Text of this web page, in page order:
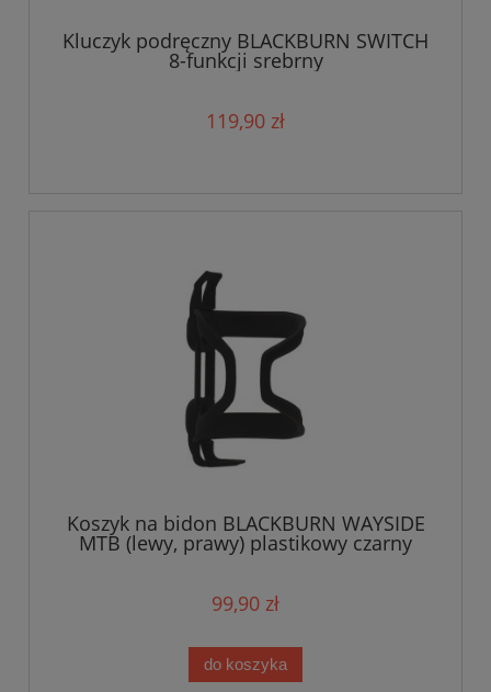
Kluczyk podręczny BLACKBURN SWITCH
8-funkcji srebrny
119,90 zł
Koszyk na bidon BLACKBURN WAYSIDE
MTB (lewy, prawy) plastikowy czarny
matowy
99,90 zł
do koszyka